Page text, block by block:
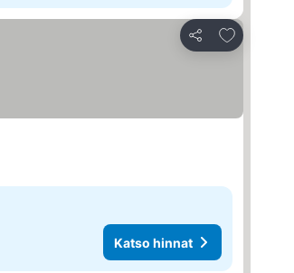
Jaa
Lisää
Katso hinnat